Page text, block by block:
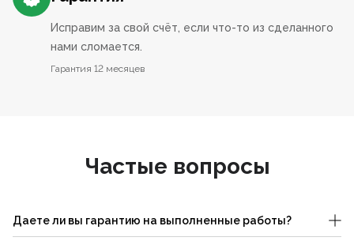
Исправим за свой счёт, если что-то из сделанного
нами сломается.
Гарантия 12 месяцев
Частые вопросы
Даете ли вы гарантию на выполненные работы?